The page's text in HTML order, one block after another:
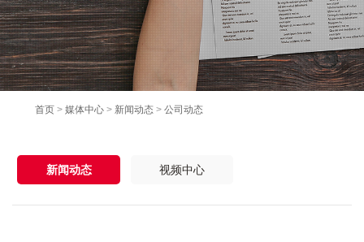
首页 > 媒体中心 > 新闻动态 > 公司动态
新闻动态 视频中心